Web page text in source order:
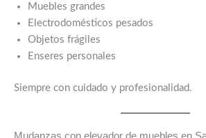
Muebles grandes
Electrodomésticos pesados
Objetos frágiles
Enseres personales
Siempre con cuidado y profesionalidad.